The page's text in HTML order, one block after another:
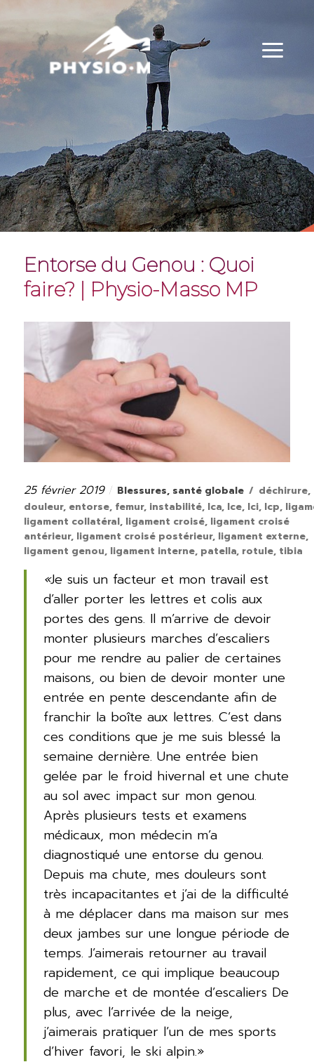
Physio-Masso MP
Entorse du Genou : Quoi
faire? | Physio-Masso MP
Publié
le
25 février 2019 Catégories
Blessures, santé globale Étiquettes
déchirure,
douleur, entorse, femur, instabilité, lca, lce, lci, lcp,
ligament collatéral, ligament croisé, ligament croisé
antérieur, ligament croisé postérieur, ligament externe,
ligament genou, ligament interne, patella, rotule, tibia
«Je suis un facteur et mon travail est
d’aller porter les lettres et colis aux
portes des gens. Il m’arrive de devoir
monter plusieurs marches d’escaliers
pour me rendre au palier de certaines
maisons, ou bien de devoir monter une
entrée en pente descendante afin de
franchir la boîte aux lettres. C’est dans
ces conditions que je me suis blessé la
semaine dernière. Une entrée bien
gelée par le froid hivernal et une chute
au sol avec impact sur mon genou.
Après plusieurs tests et examens
médicaux, mon médecin m’a
diagnostiqué une entorse du genou.
Depuis ma chute, mes douleurs sont
très incapacitantes et j’ai de la difficulté
à me déplacer dans ma maison sur mes
deux jambes sur une longue période de
temps. J’aimerais retourner au travail
rapidement, ce qui implique beaucoup
de marche et de montée d’escaliers De
plus, avec l’arrivée de la neige,
j’aimerais pratiquer l’un de mes sports
d’hiver favori, le ski alpin.»